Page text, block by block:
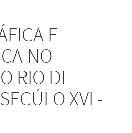
E
NO
RIO DE
XVI -